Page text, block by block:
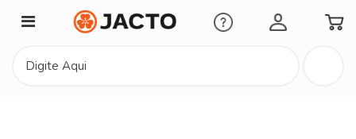
Minha Conta